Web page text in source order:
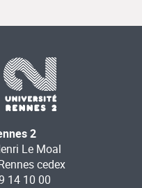
2
Le Moal
cedex
14 10 00